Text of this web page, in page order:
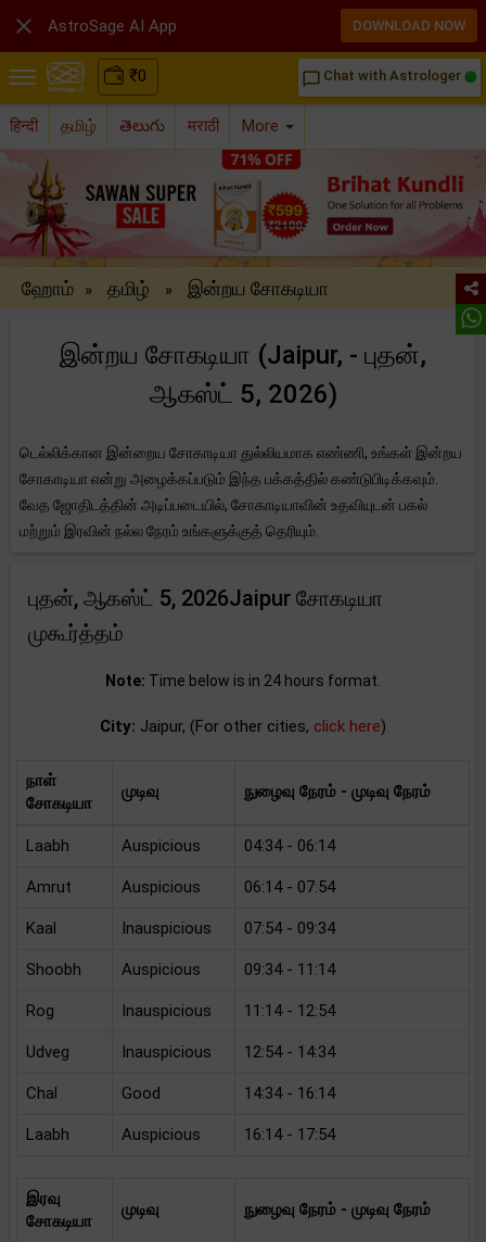
₹0 chat_bubble_outline Chat with Astrologer
हिन्दी தமிழ் తెలుగు मराठी More
ஹோம் » தமிழ் » இன்றய சோகடியா
இன்றய சோகடியா (Jaipur, - புதன்,
ஆகஸ்ட் 5, 2026)
டெல்லிக்கான இன்றைய சோகாடியா துல்லியமாக எண்ணி, உங்கள் இன்றய
சோகாடியா என்று அழைக்கப்படும் இந்த பக்கத்தில் கண்டுபிடிக்கவும்.
வேத ஜோதிடத்தின் அடிப்படையில், சோகாடியாவின் உதவியுடன் பகல்
மற்றும் இரவின் நல்ல நேரம் உங்களுக்குத் தெரியும்.
புதன், ஆகஸ்ட் 5, 2026Jaipur சோகடியா
முகூர்த்தம்
Note: Time below is in 24 hours format.
City: Jaipur, (For other cities, click here)
நாள்
சோகடியா
முடிவு நுழைவு நேரம் - முடிவு நேரம்
Laabh Auspicious 04:34 - 06:14
Amrut Auspicious 06:14 - 07:54
Kaal Inauspicious 07:54 - 09:34
Shoobh Auspicious 09:34 - 11:14
Rog Inauspicious 11:14 - 12:54
Udveg Inauspicious 12:54 - 14:34
Chal Good 14:34 - 16:14
Laabh Auspicious 16:14 - 17:54
இரவு
சோகடியா
முடிவு நுழைவு நேரம் - முடிவு நேரம்
 AstroSage AI App DOWNLOAD NOW